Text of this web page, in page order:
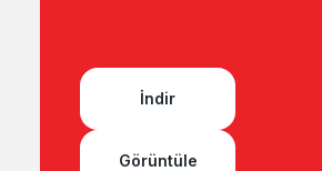
İndir
Görüntüle